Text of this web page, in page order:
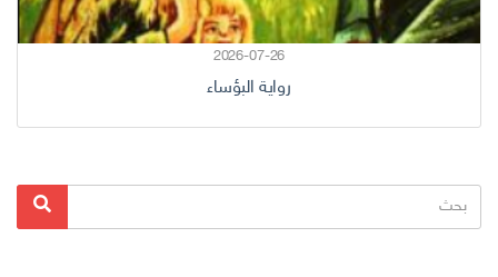
2026-07-26
رواية البؤساء
البحث
عن:
بحث